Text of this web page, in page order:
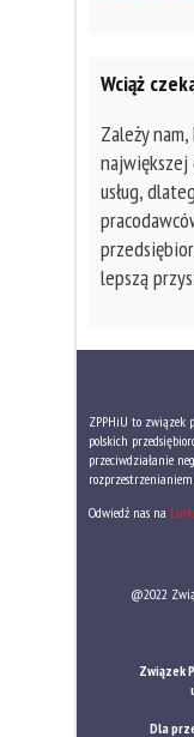
Wciąż
Zależy
największej
usług,
lepszą
ZPPHiU to związek
polskich
przeciwdziałanie
Odwiedź nas na
@2022
Związek
Dla